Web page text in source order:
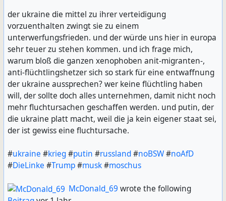
der ukraine die mittel zu ihrer verteidigung
vorzuenthalten zwingt sie zu einem
unterwerfungsfrieden. und der würde uns hier in europa
sehr teuer zu stehen kommen. und ich frage mich,
warum bloß die ganzen xenophoben anit-migranten-,
anti-flüchtlingshetzer sich so stark für eine entwaffnung
der ukraine aussprechen? wer keine flüchtling haben
will, der sollte doch alles unternehmen, damit nicht noch
mehr fluchtursachen geschaffen werden. und putin, der
die ukraine platt macht, weil die ja kein eigener staat sei,
der ist gewiss eine fluchtursache.
#ukraine #krieg#putin #russland#noBSW#noAfD
#DieLinke #Trump#musk#moschus
McDonald_69 wrote the following